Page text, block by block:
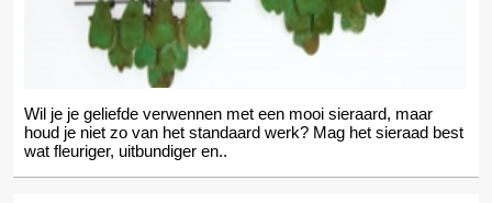
Wil je je geliefde verwennen met een mooi sieraard, maar
houd je niet zo van het standaard werk? Mag het sieraad best
wat fleuriger, uitbundiger en..